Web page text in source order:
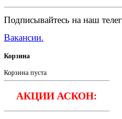
Подписывайтесь на наш
Вакансии.
Корзина
Корзина пуста
АКЦИИ АСКОН: